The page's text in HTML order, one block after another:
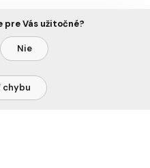
Vás užitočné?
Nie
chybu